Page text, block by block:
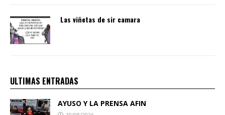
Las viñetas de sir camara
ULTIMAS ENTRADAS
AYUSO Y LA PRENSA AFIN